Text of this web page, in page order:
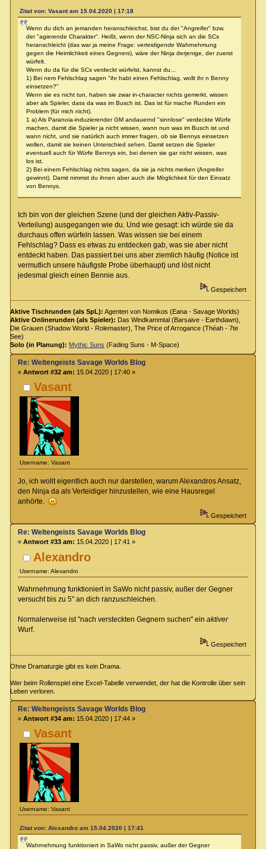
Zitat von: Vasant am 15.04.2020 | 17:18
Wenn du dich an jemanden heranschleichst, bist du der "Angreifer" bzw.
der "agierende Charakter". Heißt, wenn der NSC-Ninja sich an die SCs
heranschleicht (das war ja meine Frage: verteidigendeWahrnehmung
gegen die Heimlichkeit eines Gegners), wäre der Ninja derjenige, der zuerst
würfelt.
Wenn du da für die SCs verdeckt würfelst, kannst du...
1) Bei nem Fehlschlag sagen "ihr habt einen Fehlschlag, wollt ihr n Benny
einsetzen?"
Wenn sie es nicht tun, haben sie zwar in-character nichts gemerkt, wissen
aber als Spieler, dass da was im Busch ist. Das ist für mache Runden ein
Problem (für mich nicht).
1 a) Als Paranoia-induzierender GM andauernd "sinnlose" verdeckte Würfe
machen, damit die Spieler ja nicht wissen, wann nun was im Busch ist und
wann nicht, und sie natürlich auch immer fragen, ob sie Bennys einsetzen
wollen, damit sie keinen Unterschied sehen. Damit setzen die Spieler
eventuell auch für Würfe Bennys ein, bei denen sie gar nicht wissen, was
los ist.
2) Bei einem Fehlschlag nichts sagen, da sie ja nichts merken (Angreifer
gewinnt). Damit nimmst du ihnen aber auch die Möglichkeit für den Einsatz
von Bennys.
Ich bin von der gleichen Szene (und der gleichen Aktiv-Passiv-
Verteilung) ausgegangen wie du. Und wie gesagt: ich würde sie da
durchaus offen würfeln lassen. Was wissen sie bei einem
Fehlschlag? Dass es etwas zu entdecken gab, was sie aber nicht
entdeckt haben. Das passiert bei uns aber ziemlich häufig (Notice ist
vermutlich unsere häufigste Probe überhaupt) und löst nicht
jedesmal gleich einen Bennie aus.
Gespeichert
Aktive Tischrunden (als SpL): Agenten von Nomikos (Eana - Savage Worlds)
Aktive Onlinerunden (als Spieler): Das Windkammtal (Barsaive - Earthdawn),
Die Grauen (Shadow World - Rolemaster), The Price of Arrogance (Théah - 7te
See)
Solo (in Planung): Mythic Suns (Fading Suns - M-Space)
Vasant
Username: Vasant
Re: Weltengeists Savage Worlds Blog
« Antwort #32 am: 15.04.2020 | 17:40 »
Jo, ich wollt eigentlich auch nur darstellen, warum Alexandros Ansatz,
den Ninja da als Verteidiger hinzustellen, wie eine Hausregel
anhörte.
Gespeichert
Alexandro
Username: Alexandro
Re: Weltengeists Savage Worlds Blog
« Antwort #33 am: 15.04.2020 | 17:41 »
Wahrnehmung funktioniert in SaWo nicht passiv, außer der Gegner
versucht bis zu 5" an dich ranzuschleichen.
Normalerweise ist "nach versteckten Gegnern suchen" ein aktiver
Wurf.
Gespeichert
Ohne Dramaturgie gibt es kein Drama.
Wer beim Rollenspiel eine Excel-Tabelle verwendet, der hat die Kontrolle über sein
Leben verloren.
Vasant
Username: Vasant
Re: Weltengeists Savage Worlds Blog
« Antwort #34 am: 15.04.2020 | 17:44 »
Zitat von: Alexandro am 15.04.2020 | 17:41
Wahrnehmung funktioniert in SaWo nicht passiv, außer der Gegner